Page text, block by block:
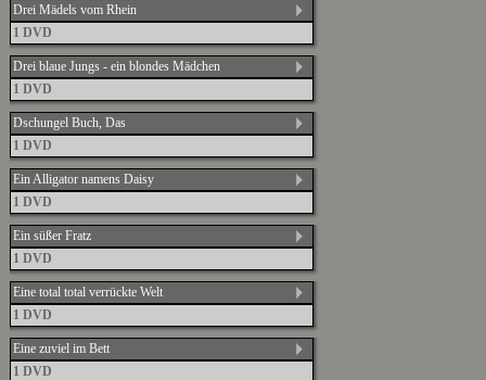
Drei Mädels vom Rhein
1 DVD
Drei blaue Jungs - ein blondes Mädchen
1 DVD
Dschungel Buch, Das
1 DVD
Ein Alligator namens Daisy
1 DVD
Ein süßer Fratz
1 DVD
Eine total total verrückte Welt
1 DVD
Eine zuviel im Bett
1 DVD